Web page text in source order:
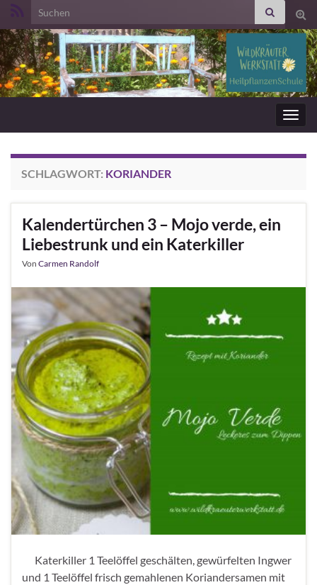
Search for:
SCHLAGWORT: KORIANDER
Kalendertürchen 3 – Mojo verde, ein
Liebestrunk und ein Katerkiller
Von Carmen Randolf
Katerkiller 1 Teelöffel geschälten, gewürfelten Ingwer
und 1 Teelöffel frisch gemahlenen Koriandersamen mit